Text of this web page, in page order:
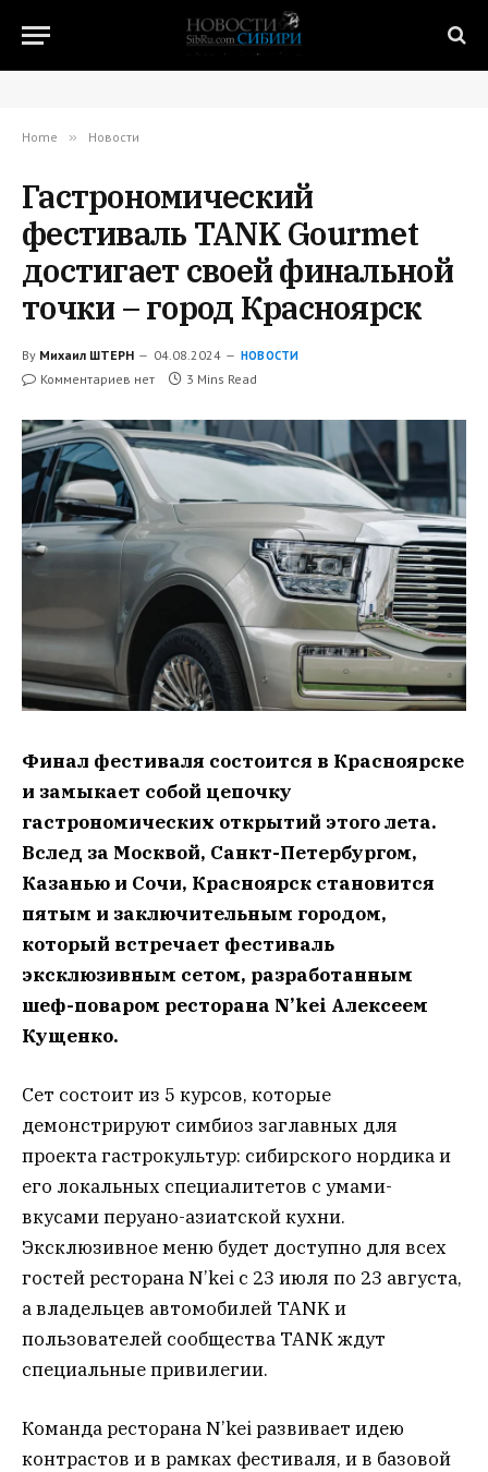
Home » Новости
Гастрономический
фестиваль TANK Gourmet
достигает своей финальной
точки – город Красноярск
By Михаил ШТЕРН 04.08.2024 НОВОСТИ
Комментариев нет 3 Mins Read
Финал фестиваля состоится в Красноярске
и замыкает собой цепочку
гастрономических открытий этого лета.
Вслед за Москвой, Санкт-Петербургом,
Казанью и Сочи, Красноярск становится
пятым и заключительным городом,
который встречает фестиваль
эксклюзивным сетом, разработанным
шеф-поваром ресторана N’kei Алексеем
Кущенко.
Сет состоит из 5 курсов, которые
демонстрируют симбиоз заглавных для
проекта гастрокультур: сибирского нордика и
его локальных специалитетов с умами-
вкусами перуано-азиатской кухни.
Эксклюзивное меню будет доступно для всех
гостей ресторана N’kei с 23 июля по 23 августа,
а владельцев автомобилей TANK и
пользователей сообщества TANK ждут
специальные привилегии.
Команда ресторана N’kei развивает идею
контрастов и в рамках фестиваля, и в базовой